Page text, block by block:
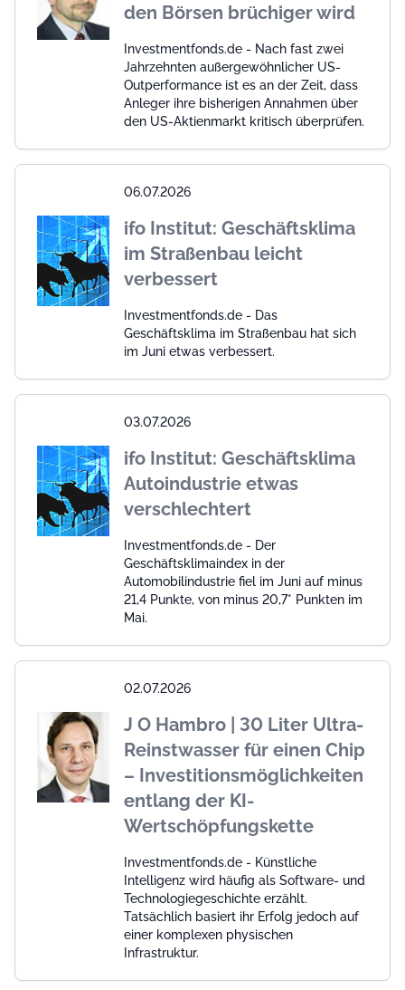
den Börsen brüchiger wird
Investmentfonds.de - Nach fast zwei
Jahrzehnten außergewöhnlicher US-
Outperformance ist es an der Zeit, dass
Anleger ihre bisherigen Annahmen über
den US-Aktienmarkt kritisch überprüfen.
06.07.2026
ifo Institut: Geschäftsklima
im Straßenbau leicht
verbessert
Investmentfonds.de - Das
Geschäftsklima im Straßenbau hat sich
im Juni etwas verbessert.
03.07.2026
ifo Institut: Geschäftsklima
Autoindustrie etwas
verschlechtert
Investmentfonds.de - Der
Geschäftsklimaindex in der
Automobilindustrie fiel im Juni auf minus
21,4 Punkte, von minus 20,7* Punkten im
Mai.
02.07.2026
J O Hambro | 30 Liter Ultra-
Reinstwasser für einen Chip
– Investitionsmöglichkeiten
entlang der KI-
Wertschöpfungskette
Investmentfonds.de - Künstliche
Intelligenz wird häufig als Software- und
Technologiegeschichte erzählt.
Tatsächlich basiert ihr Erfolg jedoch auf
einer komplexen physischen
Infrastruktur.